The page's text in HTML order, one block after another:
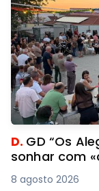
D. GD “Os
sonhar com
8 agosto 2026